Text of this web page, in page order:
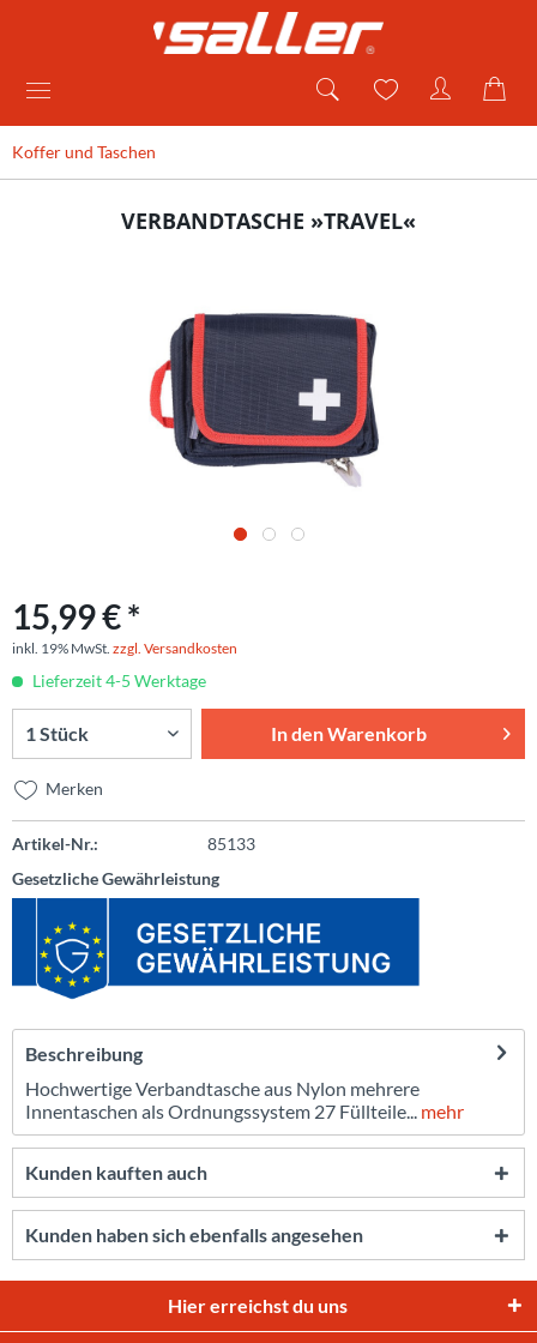
Koffer und Taschen
VERBANDTASCHE »TRAVEL«
15,99 € *
inkl. 19% MwSt. zzgl. Versandkosten
Lieferzeit 4-5 Werktage
In denWarenkorb
Merken
Artikel-Nr.:
85133
Gesetzliche Gewährleistung
Beschreibung
Hochwertige Verbandtasche aus Nylon mehrere
Innentaschen als Ordnungssystem 27 Füllteile... mehr
Kunden kauften auch
Kunden haben sich ebenfalls angesehen
Hier erreichst du uns